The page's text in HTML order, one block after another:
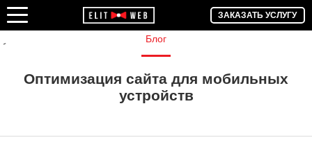
ЗАКАЗАТЬ УСЛУГУ
Блог
Оптимизация сайта для мобильных
устройств